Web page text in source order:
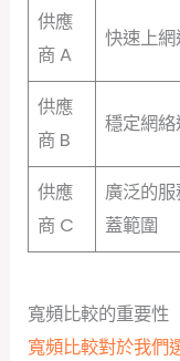
供應
商 A
快速上
供應
商 B
穩定網
供應
商 C
廣泛的
蓋範圍
寬頻比較的重要性
寬頻比較對於我們